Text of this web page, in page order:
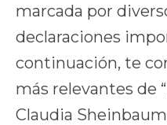
marcada por
declaraciones
continuación, te
más relevantes de
Claudia Sheinbaum